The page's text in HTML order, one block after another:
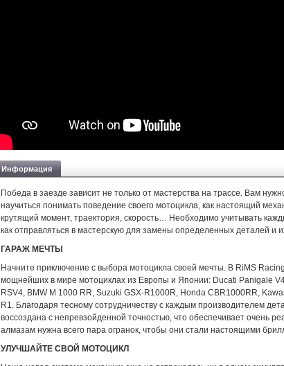
Информация
Победа в заезде зависит не только от мастерства на трассе. Вам
научиться понимать поведение своего мотоцикла, как настоящий
крутящий момент, траектория, скорость… Необходимо учитывать
как отправляться в мастерскую для замены определенных деталей и
ГАРАЖ МЕЧТЫ
Начните приключение с выбора мотоцикла своей мечты. В RiMS
мощнейших в мире мотоциклах из Европы и Японии: Ducati Panigale
RSV4, BMW M 1000 RR, Suzuki GSX-R1000R, Honda CBR1000RR,
R1. Благодаря тесному сотрудничеству с каждым производителем
воссоздана с непревзойденной точностью, что обеспечивает очень
алмазам нужна всего пара огранок, чтобы они стали настоящими
УЛУЧШАЙТЕ СВОЙ МОТОЦИКЛ